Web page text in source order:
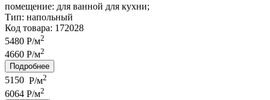
помещение: для ванной для кухни;
Тип: напольный
Код товара: 172028
5480 Р/м2
4660 Р/м2
Подробнее
5150 Р/м2
6064 Р/м2